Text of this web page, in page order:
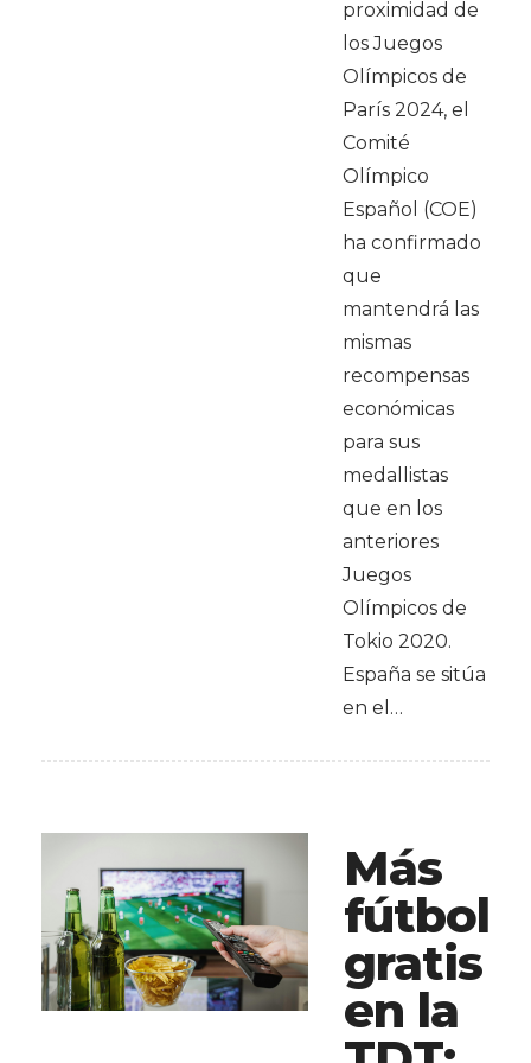
proximidad de
los Juegos
Olímpicos de
París 2024, el
Comité
Olímpico
Español (COE)
ha confirmado
que
mantendrá las
mismas
recompensas
económicas
para sus
medallistas
que en los
anteriores
Juegos
Olímpicos de
Tokio 2020.
España se sitúa
en el…
Más
fútbol
gratis
en la